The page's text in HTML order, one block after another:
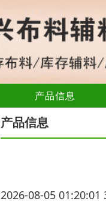
产品信息
产品信息
2026-08-05 01:20:01